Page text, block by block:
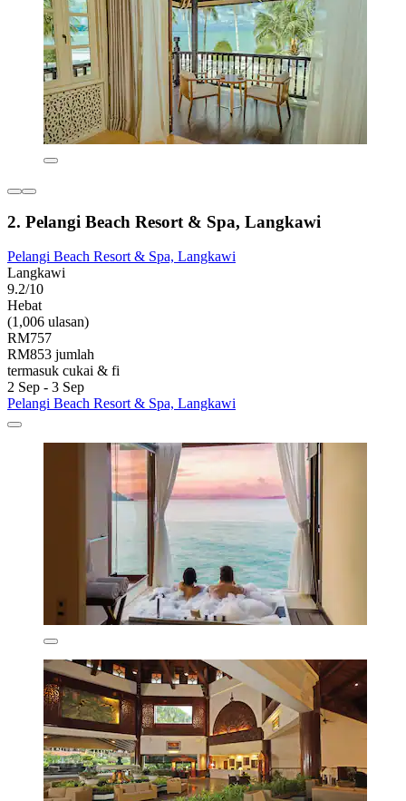
2. Pelangi Beach Resort & Spa, Langkawi
Pelangi Beach Resort & Spa, Langkawi
Langkawi
9.2/10
Hebat
(1,006 ulasan)
RM757
RM853 jumlah
termasuk cukai & fi
2 Sep - 3 Sep
Pelangi Beach Resort & Spa, Langkawi